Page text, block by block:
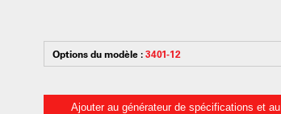
Options du modèle :3401-12
Ajouter au générateur de spécifications et au